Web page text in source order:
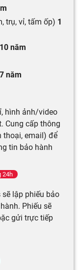
trụ, vỉ, tấm ốp) 1
10 năm
7 năm
hình ảnh/video
Cung cấp thông
thoại, email) để
tin bảo hành
24h
lập phiếu bảo
Phiếu sẽ
gửi trực tiếp